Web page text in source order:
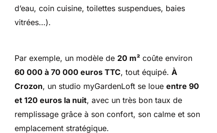
d’eau, coin cuisine, toilettes suspendues, baies
vitrées…).
Par exemple, un modèle de 20 m² coûte environ
60 000 à 70 000 euros TTC, tout équipé. À
Crozon, un studio myGardenLoft se loue entre 90
et 120 euros la nuit, avec un très bon taux de
remplissage grâce à son confort, son calme et son
emplacement stratégique.